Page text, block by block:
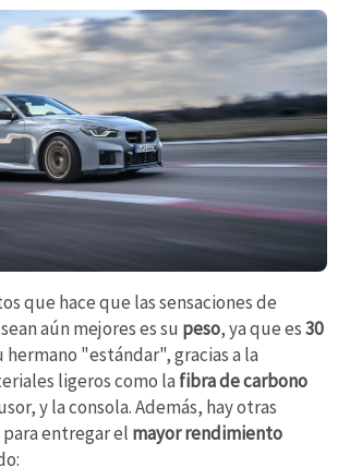
que hace que las sensaciones de
sean aún mejores es su peso, ya que es30
hermano "estándar", gracias a la
ligeros como la fibra de carbono
y la consola. Además, hay otras
entregar el mayor rendimiento